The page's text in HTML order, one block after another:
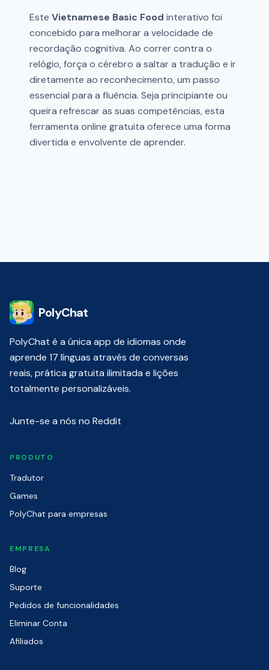
Este Vietnamese Basic Food interativo foi
concebido para melhorar a velocidade de
recordação cognitiva. Ao correr contra o
relógio, força o cérebro a saltar a tradução e ir
diretamente ao reconhecimento, um passo
essencial para a fluência. Seja principiante ou
queira refrescar as suas competências, esta
ferramenta online gratuita oferece uma forma
divertida e envolvente de aprender.
PolyChat
PolyChat é a única app de idiomas onde
aprende 17 línguas através de conversas
reais, prática gratuita ilimitada e lições
totalmente personalizáveis.
Junte-se a nós no Reddit
PRODUTO
Tradutor
Games
PolyChat para empresas
EMPRESA
Blog
Suporte
Pedidos de funcionalidades
Eliminar Conta
Afiliados